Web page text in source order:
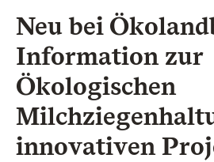
Neu bei
Information zur
Ökologischen
innovativen